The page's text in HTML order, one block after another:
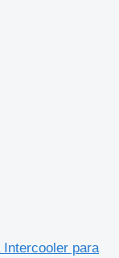
Intercooler para